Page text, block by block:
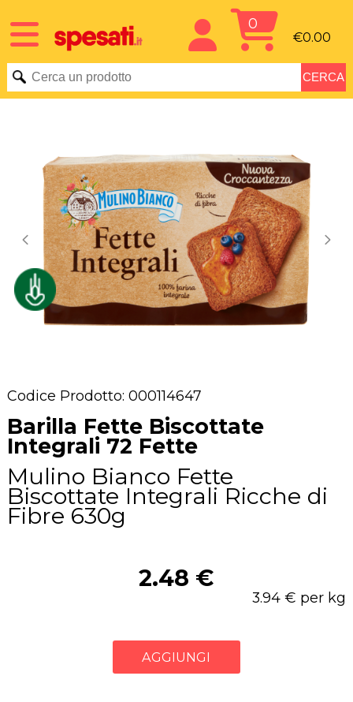
0
€0.00
Codice Prodotto: 000114647
Barilla Fette Biscottate
Integrali 72 Fette
Mulino Bianco Fette
Biscottate Integrali Ricche di
Fibre 630g
2.48 €
3.94 € per kg
AGGIUNGI